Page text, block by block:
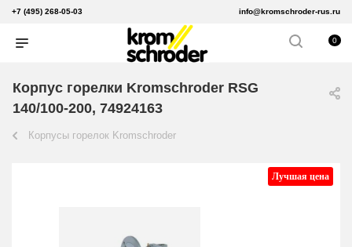
+7 (495) 268-05-03 info@kromschroder-rus.ru
0
Корпус горелки Kromschroder RSG
140/100-200, 74924163
Корпусы горелок Kromschroder
Лучшая цена